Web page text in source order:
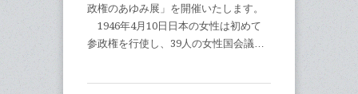
政権のあゆみ展」を開催いたします。
1946年4月10日日本の女性は初めて
参政権を行使し、39人の女性国会議…